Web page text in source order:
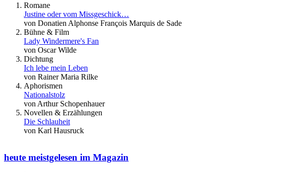
Romane
Justine oder vom Missgeschick…
von Donatien Alphonse François Marquis de Sade
Bühne & Film
Lady Windermere's Fan
von Oscar Wilde
Dichtung
Ich lebe mein Leben
von Rainer Maria Rilke
Aphorismen
Nationalstolz
von Arthur Schopenhauer
Novellen & Erzählungen
Die Schlauheit
von Karl Hausruck
heute meistgelesen im Magazin